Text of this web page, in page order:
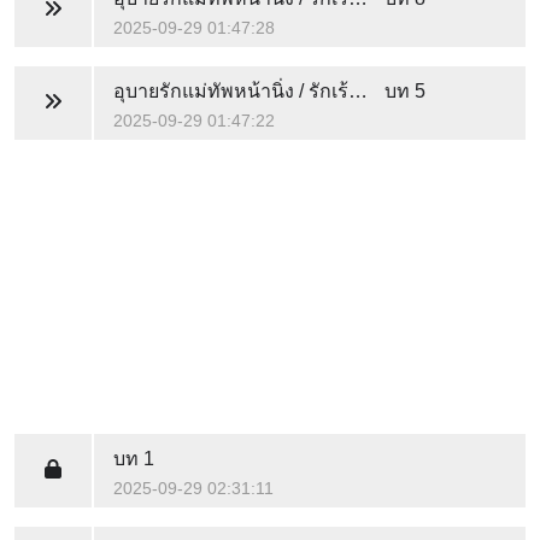
2025-09-29 01:47:28
อุบายรักแม่ทัพหน้านิ่ง / รักเร้นใจใต้เงาองครักษ์ บท 5
2025-09-29 01:47:22
บท 1
2025-09-29 02:31:11